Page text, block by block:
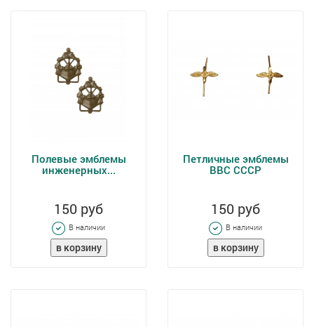
Полевые эмблемы
инженерных...
150 руб
В наличии
Петличные эмблемы
ВВС СССР
150 руб
В наличии